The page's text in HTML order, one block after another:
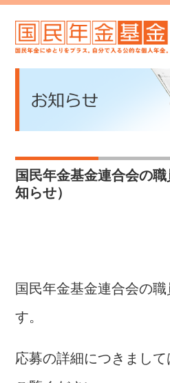
国民年金基金連合会の
知らせ）
国民年金基金連合会の
す。
応募の詳細につきまし